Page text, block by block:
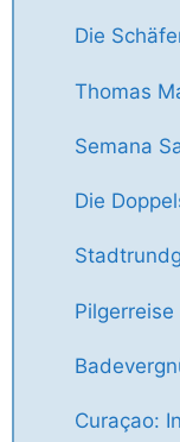
Die
Thomas
Semana
Die
Curaçao: